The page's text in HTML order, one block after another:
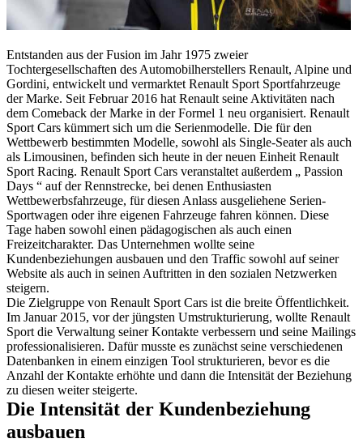
Entstanden aus der Fusion im Jahr 1975 zweier
Tochtergesellschaften des Automobilherstellers Renault, Alpine und
Gordini, entwickelt und vermarktet Renault Sport Sportfahrzeuge
der Marke. Seit Februar 2016 hat Renault seine Aktivitäten nach
dem Comeback der Marke in der Formel 1 neu organisiert. Renault
Sport Cars kümmert sich um die Serienmodelle. Die für den
Wettbewerb bestimmten Modelle, sowohl als Single-Seater als auch
als Limousinen, befinden sich heute in der neuen Einheit Renault
Sport Racing. Renault Sport Cars veranstaltet außerdem „ Passion
Days “ auf der Rennstrecke, bei denen Enthusiasten
Wettbewerbsfahrzeuge, für diesen Anlass ausgeliehene Serien-
Sportwagen oder ihre eigenen Fahrzeuge fahren können. Diese
Tage haben sowohl einen pädagogischen als auch einen
Freizeitcharakter. Das Unternehmen wollte seine
Kundenbeziehungen ausbauen und den Traffic sowohl auf seiner
Website als auch in seinen Auftritten in den sozialen Netzwerken
steigern.
Die Zielgruppe von Renault Sport Cars ist die breite Öffentlichkeit.
Im Januar 2015, vor der jüngsten Umstrukturierung, wollte Renault
Sport die Verwaltung seiner Kontakte verbessern und seine Mailings
professionalisieren. Dafür musste es zunächst seine verschiedenen
Datenbanken in einem einzigen Tool strukturieren, bevor es die
Anzahl der Kontakte erhöhte und dann die Intensität der Beziehung
zu diesen weiter steigerte.
Die Intensität der Kundenbeziehung
ausbauen